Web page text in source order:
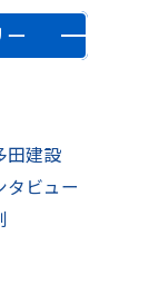
田建設
タビュー